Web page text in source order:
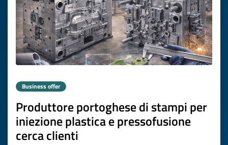
Business offer
Produttore portoghese di stampi per
iniezione plastica e pressofusione
cerca clienti